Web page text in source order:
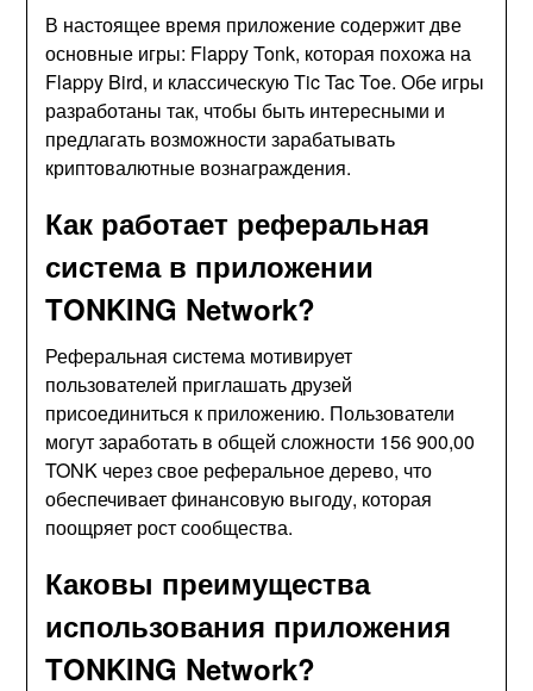
В настоящее время приложение содержит две
основные игры: Flappy Tonk, которая похожа на
Flappy Bird, и классическую Tic Tac Toe. Обе игры
разработаны так, чтобы быть интересными и
предлагать возможности зарабатывать
криптовалютные вознаграждения.
Как работает реферальная
система в приложении
TONKING Network?
Реферальная система мотивирует
пользователей приглашать друзей
присоединиться к приложению. Пользователи
могут заработать в общей сложности 156 900,00
TONK через свое реферальное дерево, что
обеспечивает финансовую выгоду, которая
поощряет рост сообщества.
Каковы преимущества
использования приложения
TONKING Network?